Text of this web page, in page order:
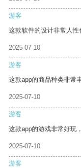
游客
这款软件的设计非常人性
2025-07-10
游客
这款app的商品种类非常
2025-07-10
游客
这款app的游戏非常好玩
2025-07-10
游客